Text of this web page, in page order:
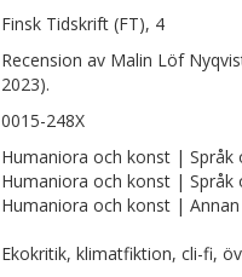
Finsk Tidskrift (FT), 4
Recension av Malin Löf
2023).
0015-248X
Humaniora och konst |
Humaniora och konst |
Humaniora och konst |
Ekokritik, klimatfiktion, cli-fi,